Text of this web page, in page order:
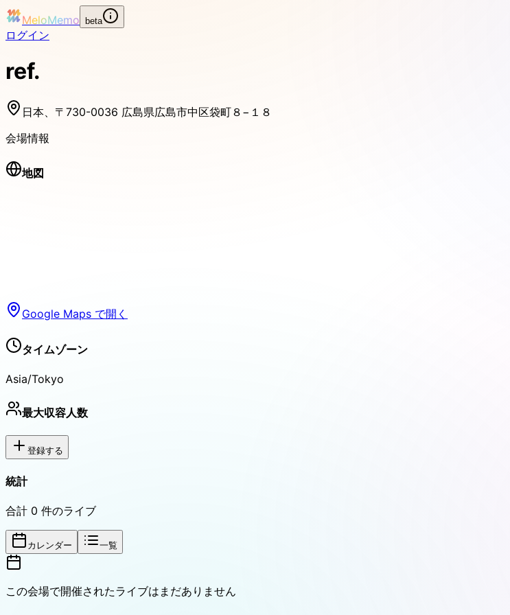
MeloMemo beta
ログイン
ref.
日本、〒730-0036 広島県広島市中区袋町８−１８
会場情報
地図
Google Maps で開く
タイムゾーン
Asia/Tokyo
最大収容人数
登録する
統計
合計 0 件のライブ
カレンダー 一覧
この会場で開催されたライブはまだありません